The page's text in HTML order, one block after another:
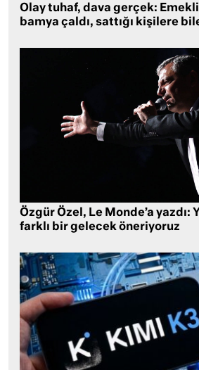
Olay tuhaf, dava gerçek:
bamya çaldı, sattığı kişilere
Özgür Özel, Le Monde’a yazdı:
farklı bir gelecek öneriyoruz